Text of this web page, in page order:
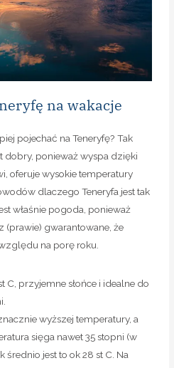
na wakacje
pojechać na Teneryfę? Tak
dobry, ponieważ wyspa dzięki
oferuje wysokie temperatury
dlaczego Teneryfa jest tak
właśnie pogoda, ponieważ
(prawie) gwarantowane, że
na porę roku.
C, przyjemne słońce i idealne do
wyższej temperatury, a
sięga nawet 35 stopni (w
średnio jest to ok 28 st C. Na